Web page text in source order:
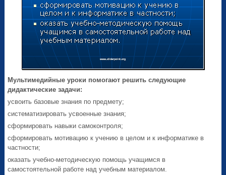
Мультимедийные уроки помогают решить следующие
дидактические задачи:
усвоить базовые знания по предмету;
систематизировать усвоенные знания;
сформировать навыки самоконтроля;
сформировать мотивацию к учению в целом и к информатике в
частности;
оказать учебно-методическую помощь учащимся в
самостоятельной работе над учебным материалом.